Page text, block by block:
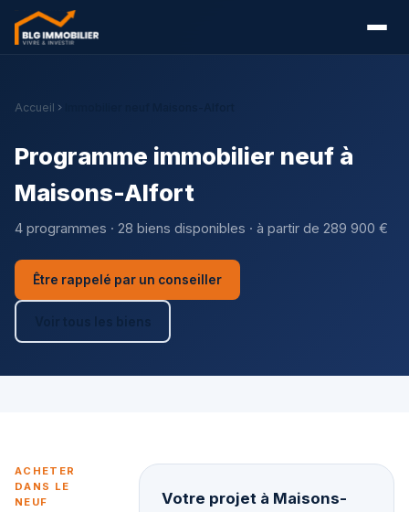
Accueil
Programme immobilier neuf à
Maisons-Alfort
4 programmes · 28 biens disponibles · à partir de 289 900 €
Être rappelé par un conseiller
Voir tous les biens
ACHETER
DANS LE
NEUF
Votre projet à Maisons-